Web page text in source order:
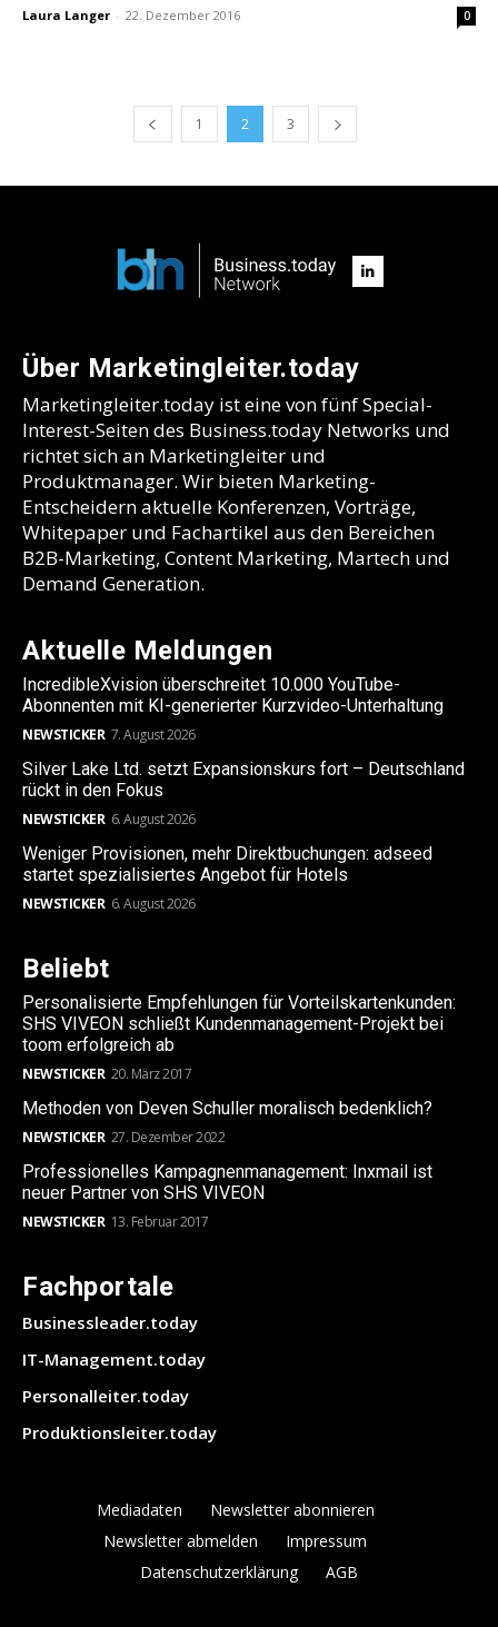
Laura Langer - 22. Dezember 2016 0
1 2 3
Über Marketingleiter.today
Marketingleiter.today ist eine von fünf Special-
Interest-Seiten des Business.today Networks und
richtet sich an Marketingleiter und
Produktmanager. Wir bieten Marketing-
Entscheidern aktuelle Konferenzen, Vorträge,
Whitepaper und Fachartikel aus den Bereichen
B2B-Marketing, Content Marketing, Martech und
Demand Generation.
Aktuelle Meldungen
IncredibleXvision überschreitet 10.000 YouTube-
Abonnenten mit KI-generierter Kurzvideo-Unterhaltung
NEWSTICKER 7. August 2026
Silver Lake Ltd. setzt Expansionskurs fort – Deutschland
rückt in den Fokus
NEWSTICKER 6. August 2026
Weniger Provisionen, mehr Direktbuchungen: adseed
startet spezialisiertes Angebot für Hotels
NEWSTICKER 6. August 2026
Beliebt
Personalisierte Empfehlungen für Vorteilskartenkunden:
SHS VIVEON schließt Kundenmanagement-Projekt bei
toom erfolgreich ab
NEWSTICKER 20. März 2017
Methoden von Deven Schuller moralisch bedenklich?
NEWSTICKER 27. Dezember 2022
Professionelles Kampagnenmanagement: Inxmail ist
neuer Partner von SHS VIVEON
NEWSTICKER 13. Februar 2017
Fachportale
Businessleader.today
IT-Management.today
Personalleiter.today
Produktionsleiter.today
Mediadaten
Newsletter abonnieren
Newsletter abmelden
Impressum
Datenschutzerklärung
AGB